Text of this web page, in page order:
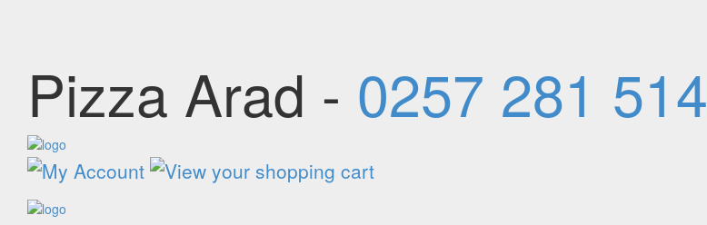
Pizza Arad - 0257 281 514